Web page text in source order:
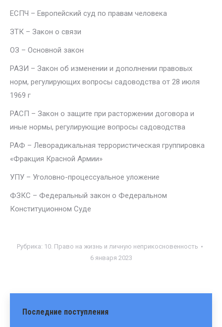
ЕСПЧ – Европейский суд по правам человека
ЗТК – Закон о связи
ОЗ – Основной закон
РАЗИ – Закон об изменении и дополнении правовых
норм, регулирующих вопросы садоводства от 28 июля
1969 г
РАСП – Закон о защите при расторжении договора и
иные нормы, регулирующие вопросы садоводства
РАФ – Леворадикальная террористическая группировка
«Фракция Красной Армии»
УПУ – Уголовно-процессуальное уложение
ФЗКС – Федеральный закон о Федеральном
Конституционном Суде
Рубрика: 10. Право на жизнь и личную неприкосновенность
6 января 2023
Последние поступления